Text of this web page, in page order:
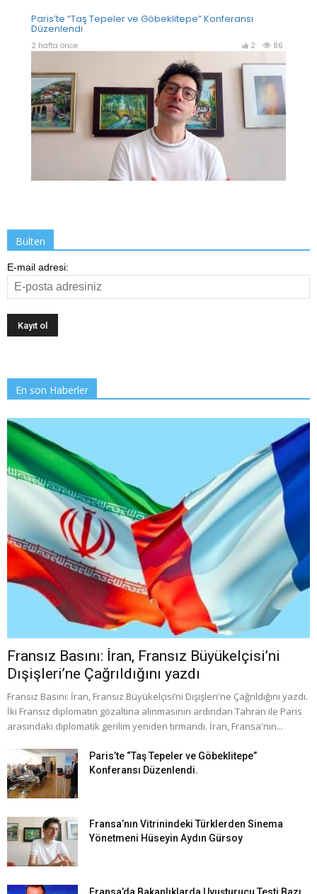
Bülten
E-mail adresi:
En son Haberler
Fransız Basını: İran, Fransız Büyükelçisi’ni
Dışişleri’ne Çağrıldığını yazdı
Fransız Basını: İran, Fransız Büyükelçisi’ni Dışişleri'ne Çağrıldığını yazdı.
İki Fransız diplomatın gözaltına alınmasının ardından Tahran ile Paris
arasındaki diplomatik gerilim yeniden tırmandı. İran, Fransa'nın...
Paris’te “Taş Tepeler ve Göbeklitepe”
Konferansı Düzenlendi.
Fransa’nın Vitrinindeki Türklerden Sinema
Yönetmeni Hüseyin Aydın Gürsoy